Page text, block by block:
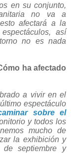
en su conjunto,
no va a
afectará a la
así
no es nada
ha afectado
a vivir en el
espectáculo
sobre el
y todos los
mucho de
la exhibición y
septiembre y